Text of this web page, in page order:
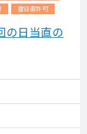
宿日直許可
の日当直の